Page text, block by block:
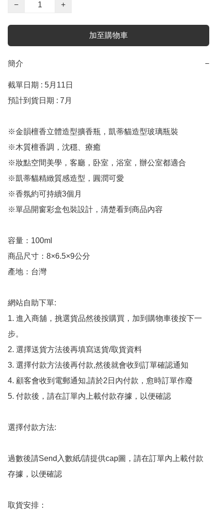
−
+
加至購物車
簡介 −
截單日期 : 5月11日
預計到貨日期 : 7月
※金韻檀香立體造型擴香瓶，凱蒂貓造型玻璃瓶裝
※木質檀香調，沈穩、療癒
※妝點空間美學，客廳，卧室，浴室，辦公室都適合
※凱蒂貓精緻質感造型，圓潤可愛
※香氛約可持續3個月
※單品開窗彩盒包裝設計，清楚看到商品內容
容量：100ml
商品尺寸：8×6.5×9公分
產地：台灣
網站自助下單:
1. 進入商舖，挑選貨品然後按購買，加到購物車後按下一
步。
2. 選擇送貨方法後再填寫送貨/取貨資料
3. 選擇付款方法後再付款,然後就會收到訂單確認通知
4. 顧客會收到電郵通知,請於2日內付款，愈時訂單作廢
5. 付款後，請在訂單內上載付款存據，以便確認
選擇付款方法:
過數後請Send入數紙/請提供cap圖，請在訂單內上載付款
存據，以便確認
取貨安排：